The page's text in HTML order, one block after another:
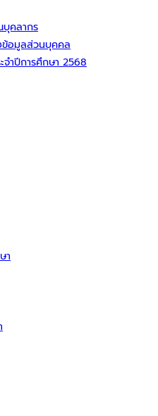
คลากร
ข้อมูลส่วนบุคคล
ำปีการศึกษา 2568
า